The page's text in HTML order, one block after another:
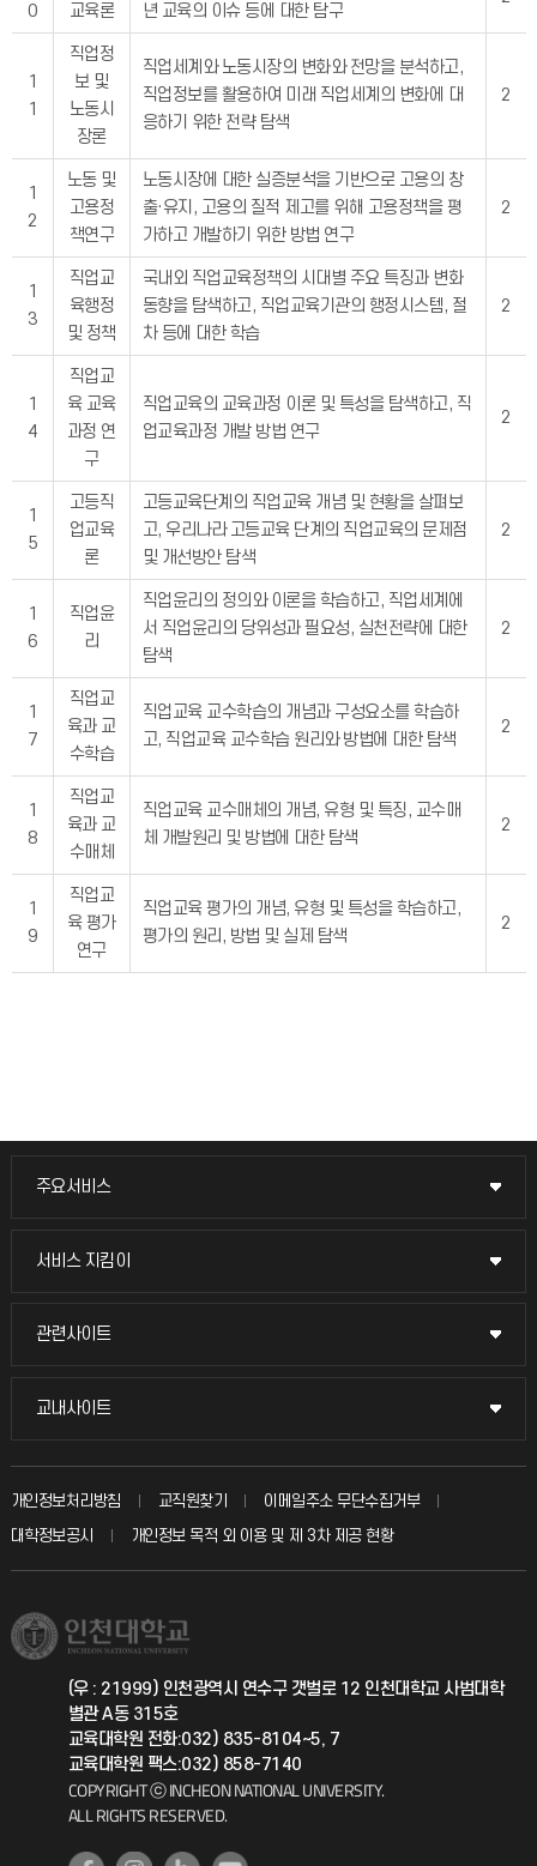
0
교육론
년 교육의 이슈 등에 대한 탐구
1
1
직업정
보 및
노동시
장론
직업세계와 노동시장의 변화와 전망을 분석하고,
직업정보를 활용하여 미래 직업세계의 변화에 대
응하기 위한 전략 탐색
2
1
2
노동 및
고용정
책연구
노동시장에 대한 실증분석을 기반으로 고용의 창
출·유지, 고용의 질적 제고를 위해 고용정책을 평
가하고 개발하기 위한 방법 연구
2
1
3
직업교
육행정
및 정책
국내외 직업교육정책의 시대별 주요 특징과 변화
동향을 탐색하고, 직업교육기관의 행정시스템, 절
차 등에 대한 학습
2
1
4
직업교
육 교육
과정 연
구
직업교육의 교육과정 이론 및 특성을 탐색하고, 직
업교육과정 개발 방법 연구
2
1
5
고등직
업교육
론
고등교육단계의 직업교육 개념 및 현황을 살펴보
고, 우리나라 고등교육 단계의 직업교육의 문제점
및 개선방안 탐색
2
1
6
직업윤
리
직업윤리의 정의와 이론을 학습하고, 직업세계에
서 직업윤리의 당위성과 필요성, 실천전략에 대한
탐색
2
1
7
직업교
육과 교
수학습
직업교육 교수학습의 개념과 구성요소를 학습하
고, 직업교육 교수학습 원리와 방법에 대한 탐색
2
1
8
직업교
육과 교
수매체
직업교육 교수매체의 개념, 유형 및 특징, 교수매
체 개발원리 및 방법에 대한 탐색
2
1
9
직업교
육 평가
연구
직업교육 평가의 개념, 유형 및 특성을 학습하고,
평가의 원리, 방법 및 실제 탐색
2
주요서비스
주요서비스
교무회의방송
입학안내
취업정보(학생)
서비스 지킴이
서비스 지킴이
묻고 답하기
칭찬마당
학생서비스 지킴이
관련사이트
관련사이트
국방헬프콜
총동문회
교내사이트
교내사이트
교수회
교육혁신본부
국제지원과
공자아카데미
기초교육원
개인정보처리방침 교직원찾기
이메일주소 무단수집거부
대학정보공시
개인정보 목적 외 이용 및 제 3차 제공 현황
(우 : 21999) 인천광역시 연수구 갯벌로 12 인천대학교 사범대학
별관 A동 315호
교육대학원 전화:032) 835-8104~5, 7
교육대학원 팩스:032) 858-7140
COPYRIGHT ⓒ INCHEON NATIONAL UNIVERSITY.
ALL RIGHTS RESERVED.